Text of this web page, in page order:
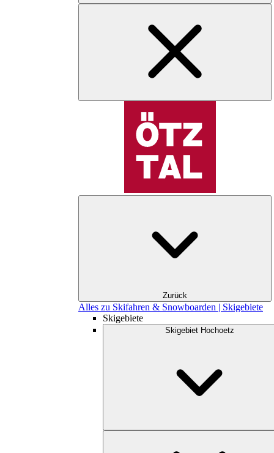
Zurück
Alles zu Skifahren & Snowboarden | Skigebiete
Skigebiete
Skigebiet Hochoetz